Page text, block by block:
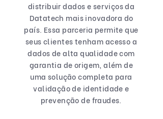
distribuir dados e serviços da
Datatech mais inovadora do
país. Essa parceria permite que
seus clientes tenham acesso a
dados de alta qualidade com
garantia de origem, além de
uma solução completa para
validação de identidade e
prevenção de fraudes.